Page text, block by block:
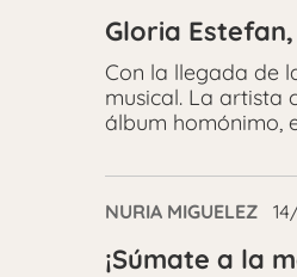
Gloria
Con la llegada de
musical. La artista
álbum homónimo,
NURIA MIGUELEZ
¡Súmate a la